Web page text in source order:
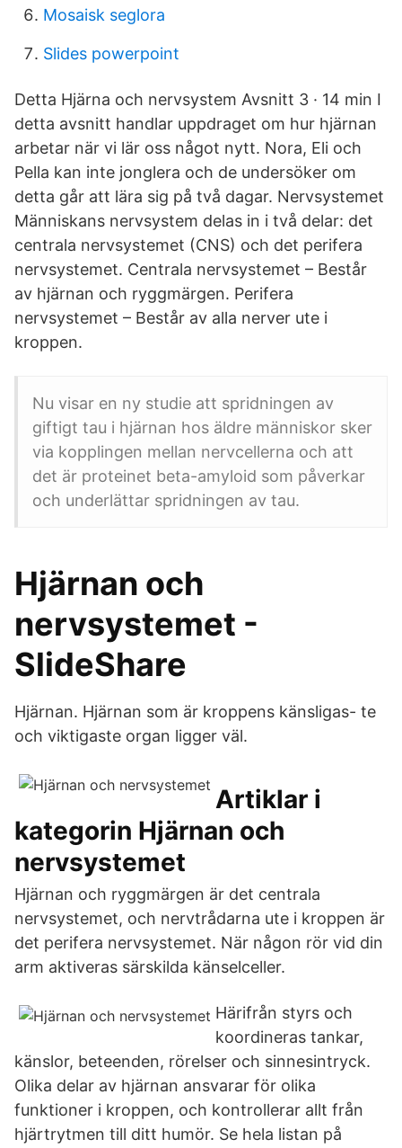
Mosaisk seglora
Slides powerpoint
Detta Hjärna och nervsystem Avsnitt 3 · 14 min I
detta avsnitt handlar uppdraget om hur hjärnan
arbetar när vi lär oss något nytt. Nora, Eli och
Pella kan inte jonglera och de undersöker om
detta går att lära sig på två dagar. Nervsystemet
Människans nervsystem delas in i två delar: det
centrala nervsystemet (CNS) och det perifera
nervsystemet. Centrala nervsystemet – Består
av hjärnan och ryggmärgen. Perifera
nervsystemet – Består av alla nerver ute i
kroppen.
Nu visar en ny studie att spridningen av
giftigt tau i hjärnan hos äldre människor sker
via kopplingen mellan nervcellerna och att
det är proteinet beta-amyloid som påverkar
och underlättar spridningen av tau.
Hjärnan och
nervsystemet -
SlideShare
Hjärnan. Hjärnan som är kroppens känsligas- te
och viktigaste organ ligger väl.
Artiklar i
kategorin Hjärnan och
nervsystemet
Hjärnan och ryggmärgen är det centrala
nervsystemet, och nervtrådarna ute i kroppen är
det perifera nervsystemet. När någon rör vid din
arm aktiveras särskilda känselceller.
Härifrån styrs och
koordineras tankar,
känslor, beteenden, rörelser och sinnesintryck.
Olika delar av hjärnan ansvarar för olika
funktioner i kroppen, och kontrollerar allt från
hjärtrytmen till ditt humör. Se hela listan på